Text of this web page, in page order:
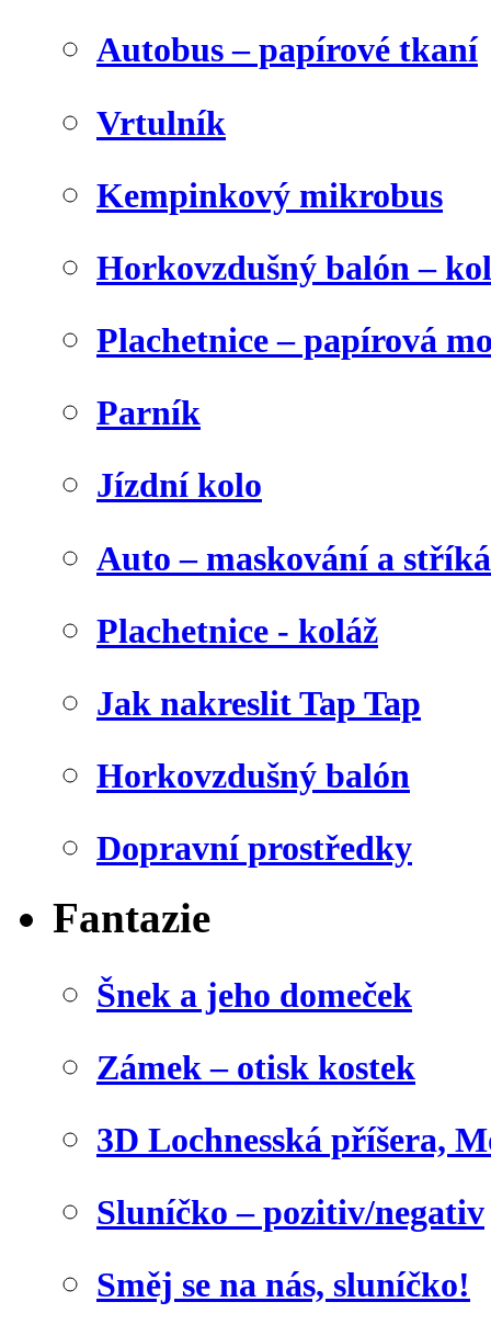
Autobus – papírové tkaní
Vrtulník
Kempinkový mikrobus
Horkovzdušný balón –
Plachetnice – papírová
Parník
Jízdní kolo
Auto – maskování a
Plachetnice - koláž
Jak nakreslit Tap Tap
Horkovzdušný balón
Dopravní prostředky
Fantazie
Šnek a jeho domeček
Zámek – otisk kostek
3D Lochnesská příšera,
Sluníčko – pozitiv/negativ
Směj se na nás, sluníčko!